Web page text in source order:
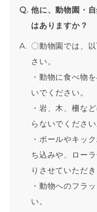
他に、動物園・
はありますか？
〇動物園では、
さい。
・動物に食べ物
いでください。
・岩、木、柵な
らないでください
・ボールやキッ
ち込みや、ロー
りさせていただき
・動物へのフラ
い。